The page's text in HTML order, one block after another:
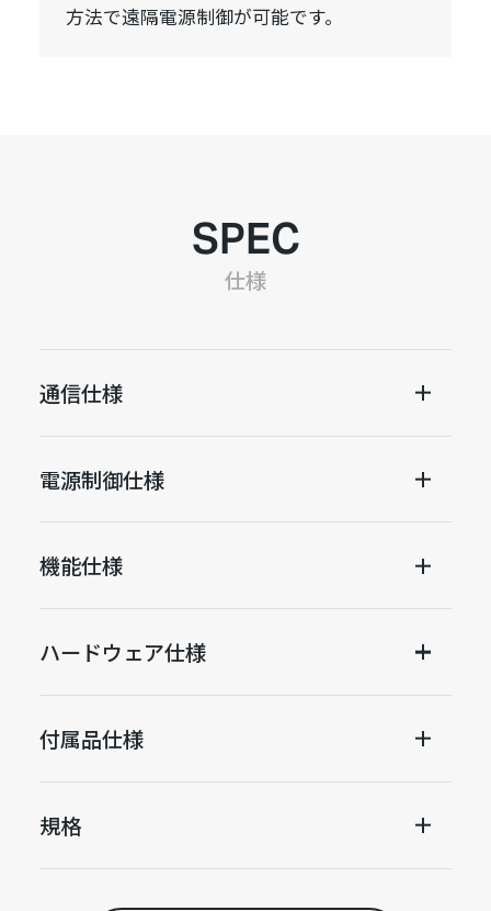
方法で遠隔電源制御が可能です。
SPEC
仕様
通信仕様
電源制御仕様
機能仕様
ハードウェア仕様
付属品仕様
規格